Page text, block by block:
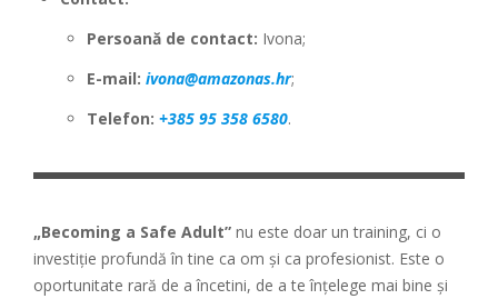
Persoană de contact: Ivona;
E-mail: ivona@amazonas.hr;
Telefon: +385 95 358 6580.
„Becoming a Safe Adult” nu este doar un training, ci o
investiție profundă în tine ca om și ca profesionist. Este o
oportunitate rară de a încetini, de a te înțelege mai bine și